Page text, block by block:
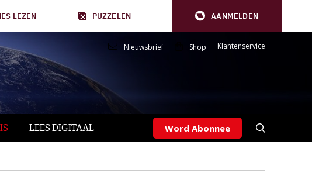
LEZEN PUZZELEN AANMELDEN
Nieuwsbrief Shop Klantenservice
LEES DIGITAAL Word Abonnee